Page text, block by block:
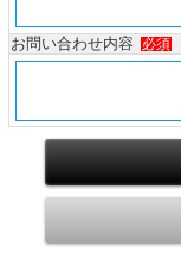
お問い合わせ内容
必須